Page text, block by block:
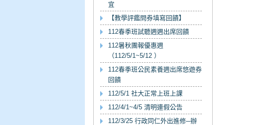
宜
【教學評鑑問券填寫回饋】
112春季班試聽週週出席回饋
112暑秋團報優惠週
（112/5/1~5/12 ）
112春季班公民素養週出席悠遊券
回饋
112/5/1 社大正常上班上課
112/4/1~4/5 清明連假公告
112/3/25 行政同仁外出進修─辦